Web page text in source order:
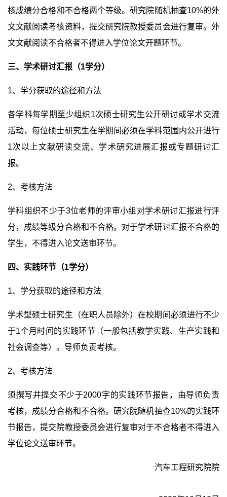
核成绩分合格和不合格两个等级。研究院随机抽查10%的外
文文献阅读考核资料，提交研究院教授委员会进行复审。外
文文献阅读不合格者不得进入学位论文开题环节。
三、学术研讨汇报（1学分）
1、学分获取的途径和方法
各学科每学期至少组织1次硕士研究生公开研讨或学术交流
活动，每位硕士研究生在学期间必须在学科范围内公开进行
1次以上文献研读交流、学术研究进展汇报或专题研讨汇
报。
2、考核方法
学科组织不少于3位老师的评审小组对学术研讨汇报进行评
分，成绩等级分合格和不合格。对于学术研讨汇报不合格的
学生，不得进入论文送审环节。
四、实践环节（1学分）
1、学分获取的途径和方法
学术型硕士研究生（在职人员除外）在校期间必须进行不少
于1个月时间的实践环节（一般包括教学实践、生产实践和
社会调查等）。导师负责考核。
2、考核方法
须撰写并提交不少于2000字的实践环节报告，由导师负责
考核，成绩分合格和不合格。研究院随机抽查10%的实践环
节报告，提交院教授委员会进行复审对于不合格者不得进入
学位论文送审环节。
汽车工程研究院院